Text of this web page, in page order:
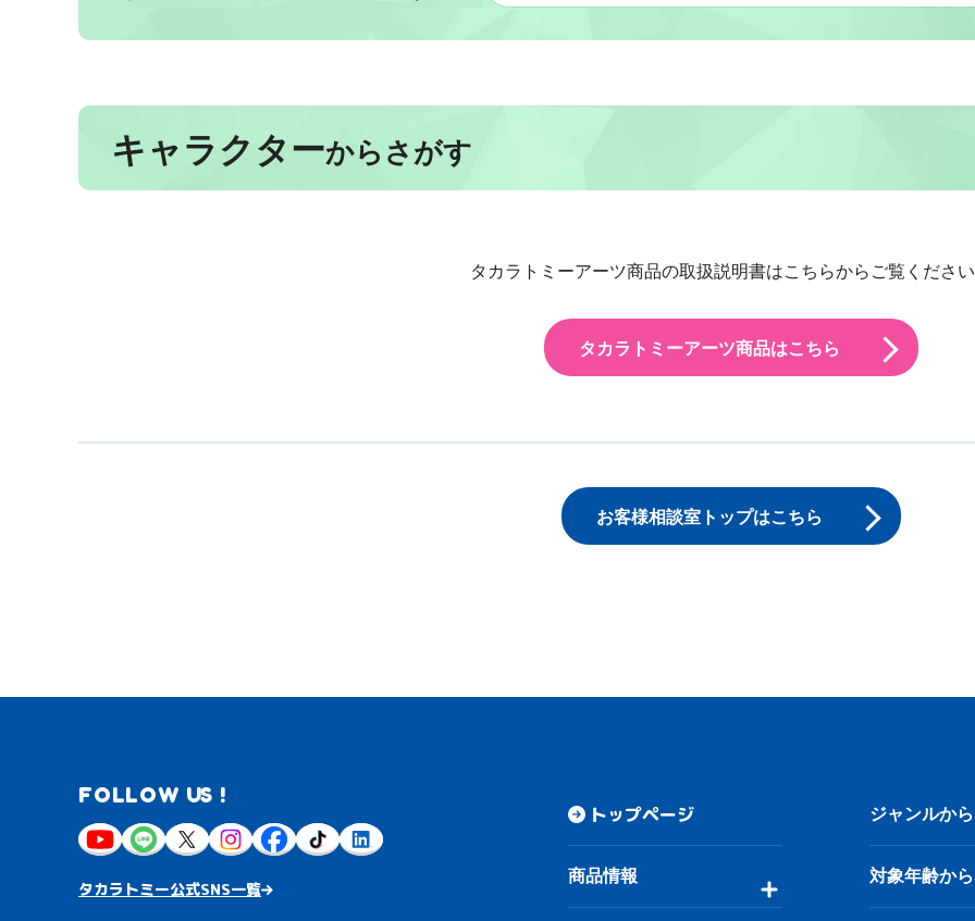
キャラクターからさがす
タカラトミーアーツ商品の取扱説明書はこちらからご覧くださ
タカラトミーアーツ商品はこちら
お客様相談室トップはこちら
FOLLOW US !
タカラトミー公式SNS一覧
トップページ
商品情報
ジャンルか
対象年齢か